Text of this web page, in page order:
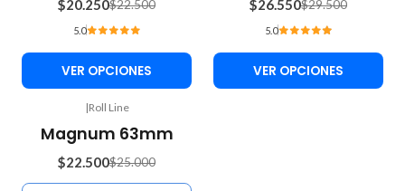
$20.250$22.500
5.0
VER OPCIONES
$26.550$29.500
5.0
VER OPCIONES
OFF
No disponible
|Roll Line
Magnum 63mm
$22.500$25.000